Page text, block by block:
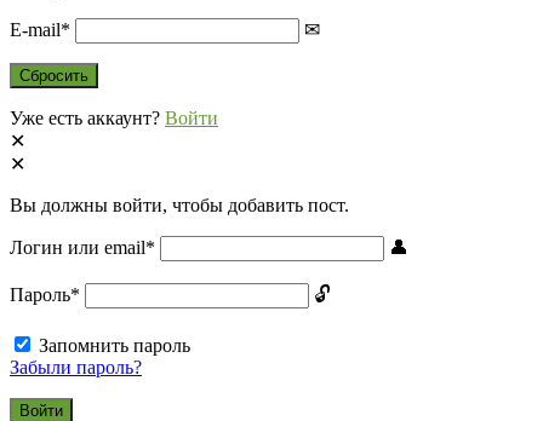
E-mail*
Уже есть аккаунт? Войти
Вы должны войти, чтобы добавить пост.
Логин или email*
Пароль*
Запомнить пароль
Забыли пароль?